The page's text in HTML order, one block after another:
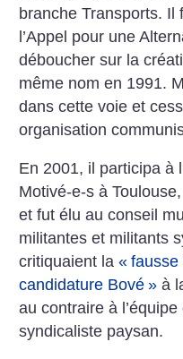
branche Transports. Il
l’Appel pour une
déboucher sur la
même nom en 1991.
dans cette voie et
organisation
En 2001, il participa à
Motivé-e-s à
et fut élu au conseil
militantes et militants
critiquaient la« fausse
candidature Bové » à
au contraire à
syndicaliste paysan.